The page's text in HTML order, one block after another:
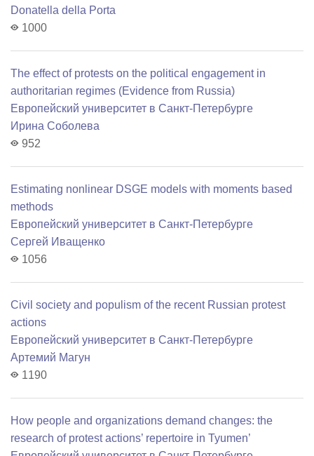
Donatella della Porta
1000
The effect of protests on the political engagement in
authoritarian regimes (Evidence from Russia)
Европейский университет в Санкт-Петербурге
Ирина Соболева
952
Estimating nonlinear DSGE models with moments based
methods
Европейский университет в Санкт-Петербурге
Сергей Иващенко
1056
Civil society and populism of the recent Russian protest
actions
Европейский университет в Санкт-Петербурге
Артемий Магун
1190
How people and organizations demand changes: the
research of protest actions’ repertoire in Tyumen’